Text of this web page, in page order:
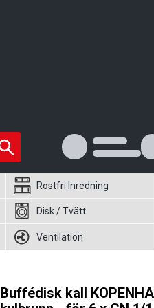
Rostfri Inredning
Disk / Tvätt
Ventilation
Buffédisk kall